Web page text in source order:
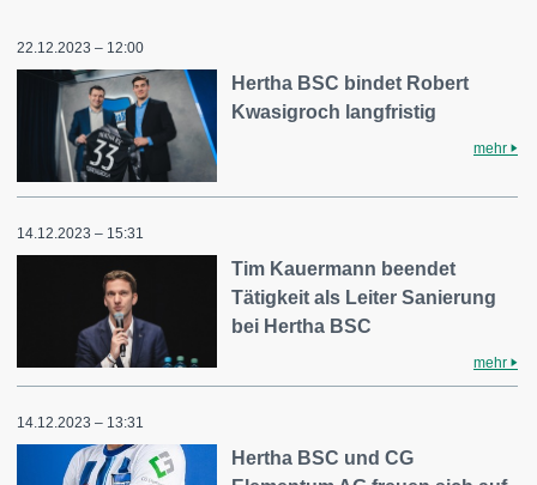
22.12.2023 – 12:00
Hertha BSC bindet Robert
Kwasigroch langfristig
mehr
14.12.2023 – 15:31
Tim Kauermann beendet
Tätigkeit als Leiter Sanierung
bei Hertha BSC
mehr
14.12.2023 – 13:31
Hertha BSC und CG